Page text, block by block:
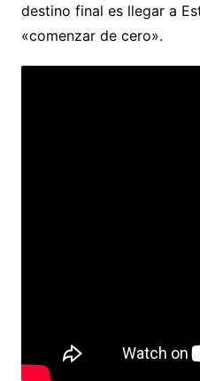
destino final es llegar a
«comenzar de cero».